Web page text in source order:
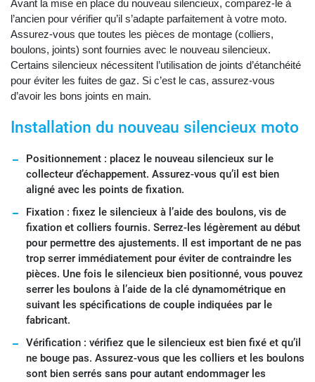
Avant la mise en place du nouveau silencieux, comparez-le à
l’ancien pour vérifier qu’il s’adapte parfaitement à votre moto.
Assurez-vous que toutes les pièces de montage (colliers,
boulons, joints) sont fournies avec le nouveau silencieux.
Certains silencieux nécessitent l’utilisation de joints d’étanchéité
pour éviter les fuites de gaz. Si c’est le cas, assurez-vous
d’avoir les bons joints en main.
Installation du nouveau silencieux moto
Positionnement : placez le nouveau silencieux sur le
collecteur d’échappement. Assurez-vous qu’il est bien
aligné avec les points de fixation.
Fixation : fixez le silencieux à l’aide des boulons, vis de
fixation et colliers fournis. Serrez-les légèrement au début
pour permettre des ajustements. Il est important de ne pas
trop serrer immédiatement pour éviter de contraindre les
pièces. Une fois le silencieux bien positionné, vous pouvez
serrer les boulons à l’aide de la clé dynamométrique en
suivant les spécifications de couple indiquées par le
fabricant.
Vérification : vérifiez que le silencieux est bien fixé et qu’il
ne bouge pas. Assurez-vous que les colliers et les boulons
sont bien serrés sans pour autant endommager les